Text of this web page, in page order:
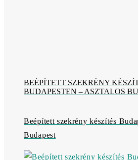
BEÉPÍTETT SZEKRÉNY
BUDAPESTEN – ASZTALOS
Beépített szekrény készítés
Budapest